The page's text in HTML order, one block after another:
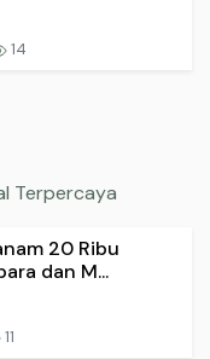
14
Terpercaya
20 Ribu
dan M...
11